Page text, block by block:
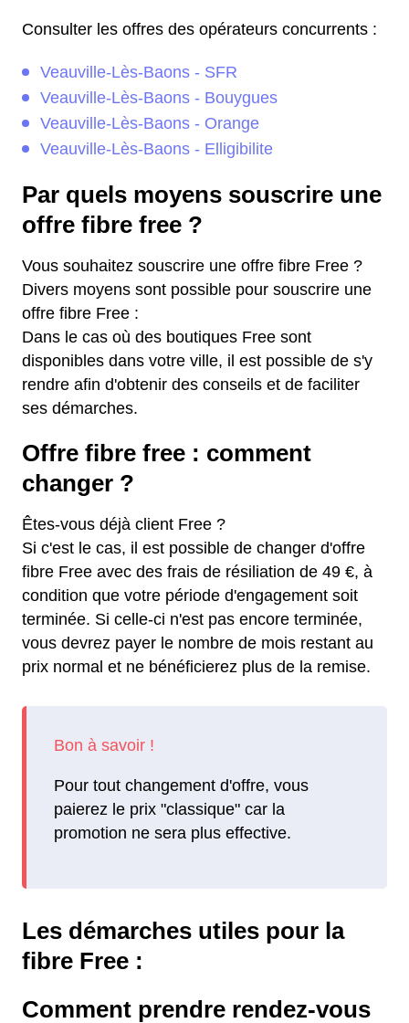
Consulter les offres des opérateurs concurrents :
Veauville-Lès-Baons - SFR
Veauville-Lès-Baons - Bouygues
Veauville-Lès-Baons - Orange
Veauville-Lès-Baons - Elligibilite
Par quels moyens souscrire une
offre fibre free ?
Vous souhaitez souscrire une offre fibre Free ?
Divers moyens sont possible pour souscrire une
offre fibre Free :
Dans le cas où des boutiques Free sont
disponibles dans votre ville, il est possible de s'y
rendre afin d'obtenir des conseils et de faciliter
ses démarches.
Offre fibre free : comment
changer ?
Êtes-vous déjà client Free ?
Si c'est le cas, il est possible de changer d'offre
fibre Free avec des frais de résiliation de 49 €, à
condition que votre période d'engagement soit
terminée. Si celle-ci n'est pas encore terminée,
vous devrez payer le nombre de mois restant au
prix normal et ne bénéficierez plus de la remise.
Pour tout changement d'offre, vous
paierez le prix "classique" car la
promotion ne sera plus effective.
Les démarches utiles pour la
fibre Free :
Comment prendre rendez-vous